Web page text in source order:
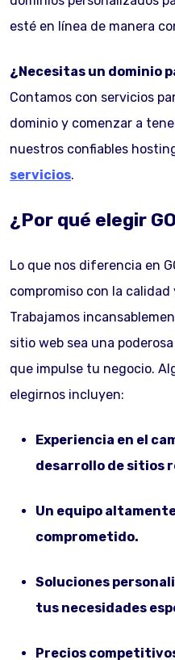
esté en línea de manera
¿Necesitas un dominio
Contamos con servicios
dominio y comenzar a
nuestros confiables
servicios.
¿Por qué elegir
Lo que nos diferencia en
compromiso con la
Trabajamos
sitio web sea una
que impulse tu negocio.
elegirnos incluyen:
Experiencia en el
desarrollo de sitios
Un equipo
comprometido.
Soluciones
tus necesidades
Precios